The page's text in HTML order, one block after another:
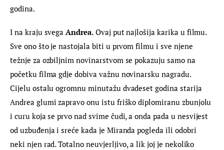
godina.
I na kraju svega Andrea. Ovaj put najlošija karika u filmu.
Sve ono što je nastojala biti u prvom filmu i sve njene
težnje za ozbiljnim novinarstvom se pokazuju samo na
početku filma gdje dobiva važnu novinarsku nagradu.
Cijelu ostalu ogromnu minutažu dvadeset godina starija
Andrea glumi zapravo onu istu friško diplomiranu zbunjolu
i curu koja se prvo nad svime čudi, a onda pada u nesvijest
od uzbuđenja i sreće kada je Miranda pogleda ili odobri
neki njen rad. Totalno neuvjerljivo, a lik joj je nekoliko